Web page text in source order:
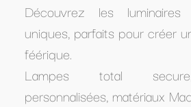
Découvrez les luminaires
uniques, parfaits pour créer
féérique.
Lampes total
personnalisées, matériaux